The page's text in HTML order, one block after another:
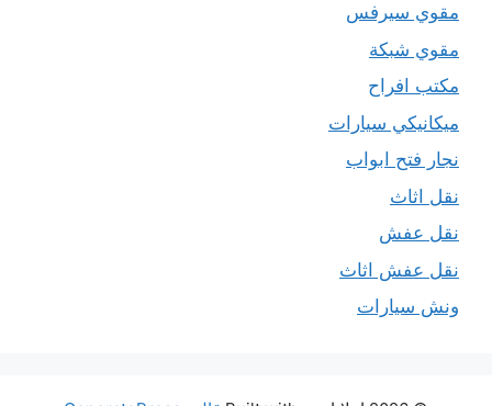
مقوي سيرفس
مقوي شبكة
مكتب افراح
ميكانيكي سيارات
نجار فتح ابواب
نقل اثاث
نقل عفش
نقل عفش اثاث
ونش سيارات